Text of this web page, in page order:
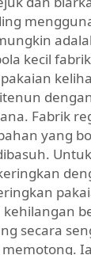
kecil
Fabrik
yang
secara